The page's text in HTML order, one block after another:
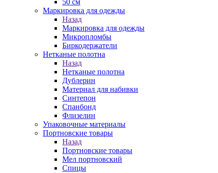
50 см
Маркировка для одежды
Назад
Маркировка для одежды
Микропломбы
Биркодержатели
Нетканые полотна
Назад
Нетканые полотна
Дублерин
Материал для набивки
Синтепон
Спанбонд
Флизелин
Упаковочные материалы
Портновские товары
Назад
Портновские товары
Мел портновский
Спицы